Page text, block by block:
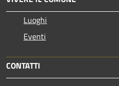
Luoghi
Eventi
CONTATTI